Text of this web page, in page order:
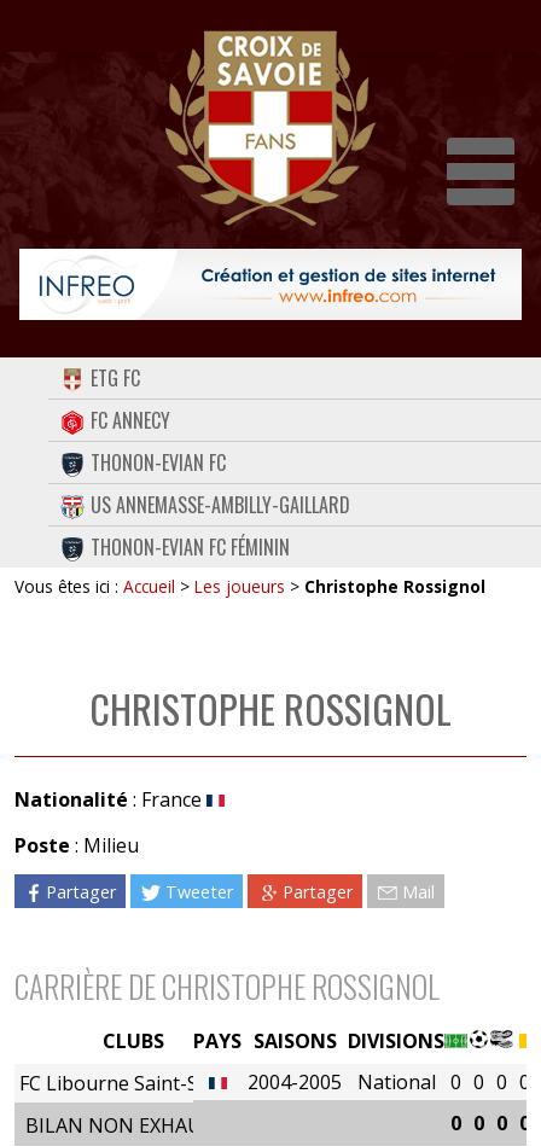
ACCUEIL
FORUM
CONTACT
FACEBOOK
TWITTER
ETG FC
FC ANNECY
THONON-EVIAN FC
US ANNEMASSE-AMBILLY-GAILLARD
THONON-EVIAN FC FÉMININ
Vous êtes ici : Accueil > Les joueurs > Christophe Rossignol
CHRISTOPHE ROSSIGNOL
Nationalité : France
Poste : Milieu
Partager Tweeter Partager Mail
CARRIÈRE DE CHRISTOPHE ROSSIGNOL
PAYS SAISONS DIVISIONS
2004-2005
National 0 0 0 0
0 0 0 0
CLUBS
FC Libourne Saint-Seurin
BILAN NON EXHAUSTIF